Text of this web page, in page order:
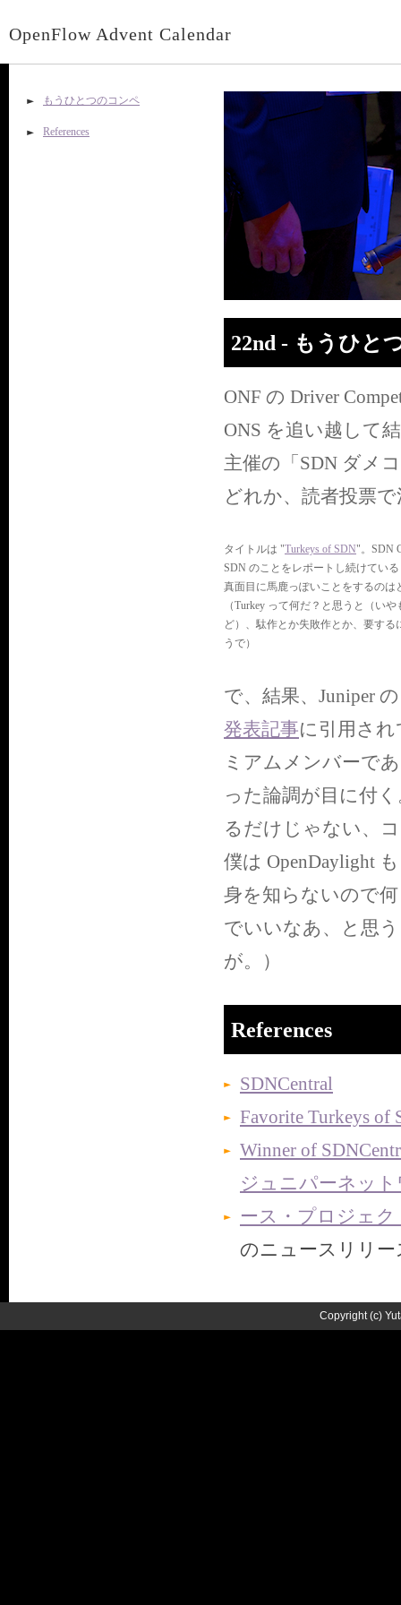
OpenFlow Advent Calendar
22nd - もうひと
ONF の Driver
ONS を追い越して
主催の「SDN ダメ
どれか、読者投票
タイトルは "Turkeys of SDN"。SDN
SDN のことをレポートし続けてい
真面目に馬鹿っぽいことをするのは
（Turkey って何だ？と思うと（い
ど）、駄作とか失敗作とか、要す
うで）
で、結果、Juniper
発表記事に引用され
ミアムメンバーで
った論調が目に付
るだけじゃない、
僕は OpenDaylight
身を知らないので
でいいなあ、と思
が。）
References
SDNCentral
Favorite Turkeys of
Winner of
ジュニパーネッ
ース・プロジェク
のニュースリリー
もうひとつのコンペ
References
Copyright (c)